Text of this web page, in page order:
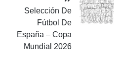
Selección De
Fútbol De
España – Copa
Mundial 2026